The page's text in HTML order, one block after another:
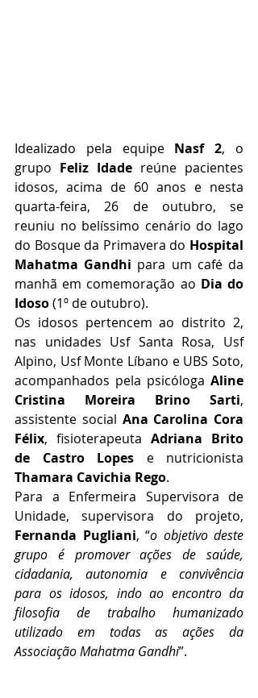
Idealizado pela equipe Nasf 2, o
grupo Feliz Idade reúne pacientes
idosos, acima de 60 anos e nesta
quarta-feira, 26 de outubro, se
reuniu no belíssimo cenário do lago
do Bosque da Primavera do Hospital
Mahatma Gandhi para um café da
manhã em comemoração ao Dia do
Idoso (1º de outubro).
Os idosos pertencem ao distrito 2,
nas unidades Usf Santa Rosa, Usf
Alpino, Usf Monte Líbano e UBS Soto,
acompanhados pela psicóloga Aline
Cristina Moreira Brino Sarti,
assistente social Ana Carolina Cora
Félix, fisioterapeuta Adriana Brito
de Castro Lopes
Thamara Cavichia Rego.
Para a Enfermeira Supervisora de
Fernanda Pugliani, “o objetivo deste
grupo é promover ações de saúde,
cidadania, autonomia e convivência
para os idosos, indo ao encontro da
filosofia de trabalho humanizado
utilizado em todas as ações da
Associação Mahatma Gandhi”.